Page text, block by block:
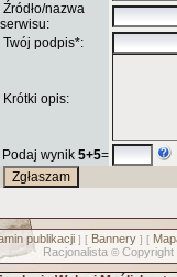
Źródło/nazwa
serwisu:
Twój podpis*:
Krótki opis:
Podaj wynik 5+5=
publikacji] [ Bannery] [
Racjonalista © Copyright